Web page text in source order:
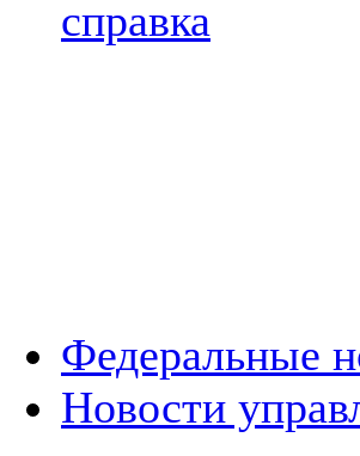
справка
Федеральные
Новости